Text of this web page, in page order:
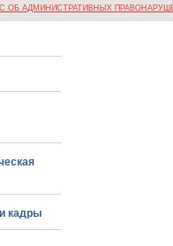
ОБ АДМИНИСТРАТИВНЫХ
кадры